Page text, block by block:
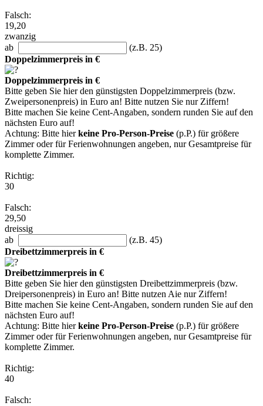
Falsch:
19,20
zwanzig
ab
(z.B. 25)
Doppelzimmerpreis in €
Doppelzimmerpreis in €
Bitte geben Sie hier den günstigsten Doppelzimmerpreis (bzw.
Zweipersonenpreis) in Euro an! Bitte nutzen Sie nur Ziffern!
Bitte machen Sie keine Cent-Angaben, sondern runden Sie auf den
nächsten Euro auf!
Achtung: Bitte hierkeine Pro-Person-Preise (p.P.) für größere
Zimmer oder für Ferienwohnungen angeben, nur Gesamtpreise für
komplette Zimmer.
Richtig:
30
Falsch:
29,50
dreissig
ab
(z.B. 45)
Dreibettzimmerpreis in €
Dreibettzimmerpreis in €
Bitte geben Sie hier den günstigsten Dreibettzimmerpreis (bzw.
Dreipersonenpreis) in Euro an! Bitte nutzen Aie nur Ziffern!
Bitte machen Sie keine Cent-Angaben, sondern runden Sie auf den
nächsten Euro auf!
Achtung: Bitte hierkeine Pro-Person-Preise (p.P.) für größere
Zimmer oder für Ferienwohnungen angeben, nur Gesamtpreise für
komplette Zimmer.
Richtig:
40
Falsch: